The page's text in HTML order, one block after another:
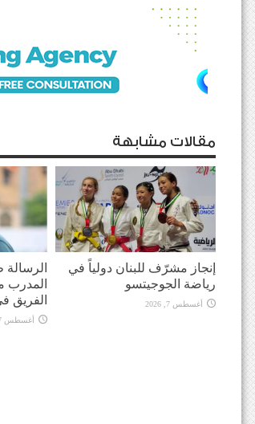
مقالات مشابهة
إنجاز مشرّف للبنان دولياً في
رياضة الجوجيتسو
أغسطس 7, 2026
الرسالة
المدرب
الفريق في
أغسطس 7, 2026